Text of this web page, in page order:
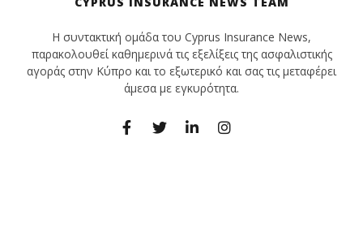
Η συντακτική ομάδα του Cyprus Insurance News,
παρακολουθεί καθημερινά τις εξελίξεις της ασφαλιστικής
αγοράς στην Κύπρο και το εξωτερικό και σας τις μεταφέρει
άμεσα με εγκυρότητα.